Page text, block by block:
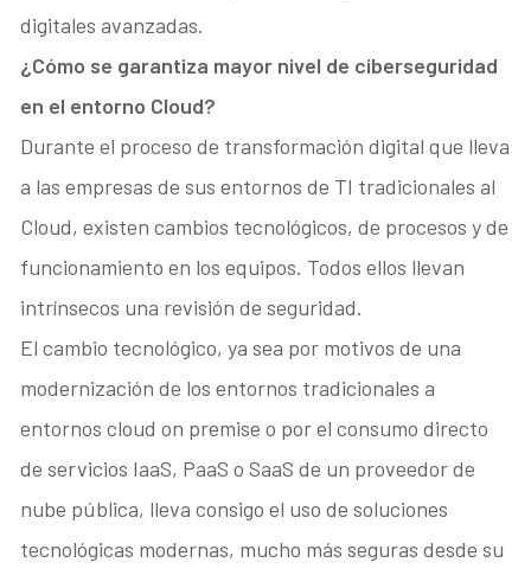
digitales avanzadas.
¿Cómo se garantiza mayor nivel de ciberseguridad
en el entorno Cloud?
Durante el proceso de transformación digital que lleva
a las empresas de sus entornos de TI tradicionales al
Cloud, existen cambios tecnológicos, de procesos y de
funcionamiento en los equipos. Todos ellos llevan
intrínsecos una revisión de seguridad.
El cambio tecnológico, ya sea por motivos de una
modernización de los entornos tradicionales a
entornos cloud on premise o por el consumo directo
de servicios IaaS, PaaS o SaaS de un proveedor de
nube pública, lleva consigo el uso de soluciones
tecnológicas modernas, mucho más seguras desde su